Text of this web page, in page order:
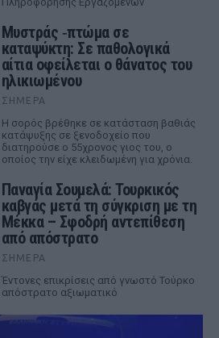
Μυστράς ‑πτώμα σε
καταψύκτη: Σε παθολογικά
αίτια οφείλεται ο θάνατος του
ηλικιωμένου
ΣΉΜΕΡΑ
Η σορός βρέθηκε σε κατάσταση βαθιάς
κατάψυξης σε ξενοδοχείο που
διατηρούσε ο 55χρονος γιος του, ο
οποίος την είχε κλειδωμένη για χρόνια.
Παναγία Σουμελά: Τουρκικός
καβγάς μετά τη σύγκριση με τη
Μέκκα – Σφοδρή αντεπίθεση
από απόστρατο
ΣΉΜΕΡΑ
Έντονες επικρίσεις από γνωστό Τούρκο
απόστρατο αξιωματικό